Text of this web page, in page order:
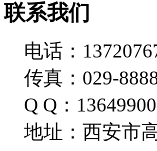
联系我们
电话：
传真：029-
Q Q：
地址：西安市